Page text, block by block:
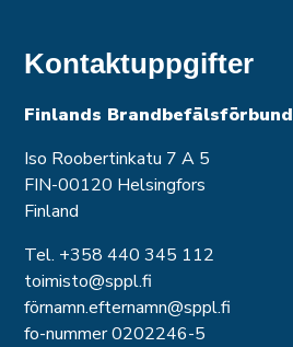
Kontaktuppgifter
Finlands Brandbefälsförbund
Iso Roobertinkatu 7 A 5
FIN-00120 Helsingfors
Finland
Tel. +358 440 345 112
toimisto@sppl.fi
förnamn.efternamn@sppl.fi
fo-nummer 0202246-5